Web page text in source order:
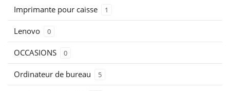
Imprimante pour caisse 1
Lenovo 0
OCCASIONS 0
Ordinateur de bureau 5